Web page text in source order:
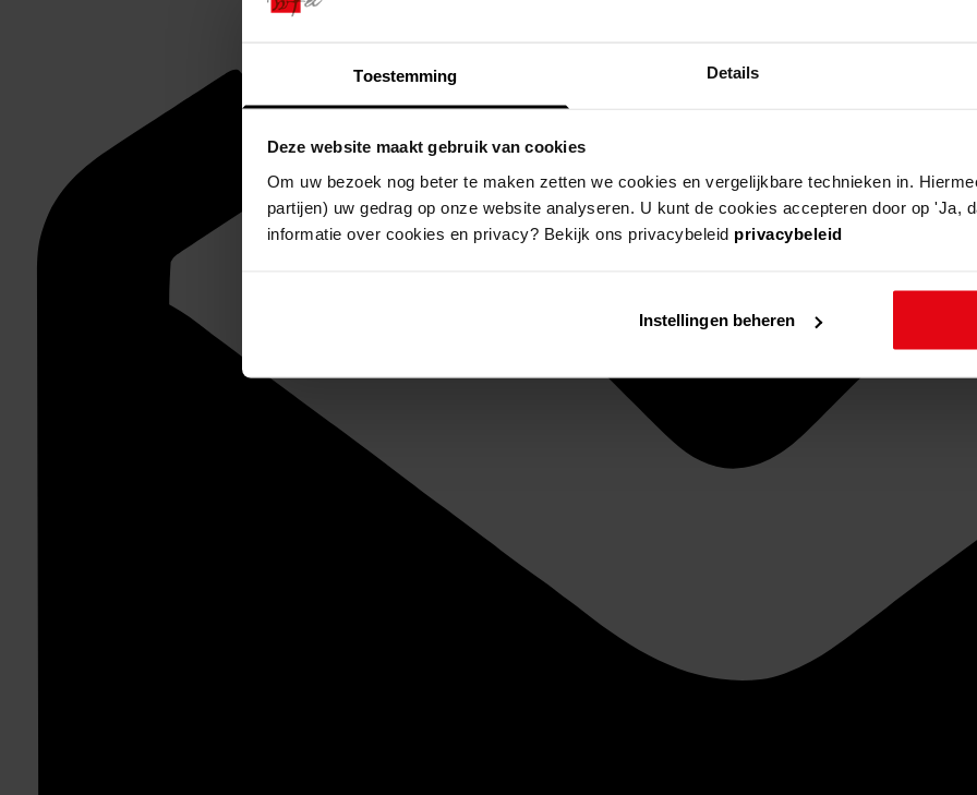
Toestemming Details
Deze website maakt gebruik van cookies
Om uw bezoek nog beter te maken zetten we cookies en vergelijkbare technieken in.
partijen) uw gedrag op onze website analyseren. U kunt de cookies accepteren door op 'Ja,
informatie over cookies en privacy? Bekijk ons privacybeleid privacybeleid
Instellingen beheren